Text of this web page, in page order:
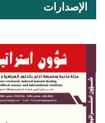
الإصدارات